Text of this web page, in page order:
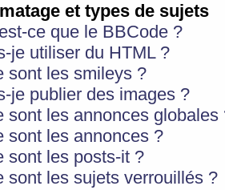
et types de sujets
ce que le BBCode ?
je utiliser du HTML ?
sont les smileys ?
je publier des images ?
sont les annonces globales
sont les annonces ?
sont les posts-it ?
sont les sujets verrouillés ?